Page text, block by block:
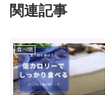
関連記事
食べ物